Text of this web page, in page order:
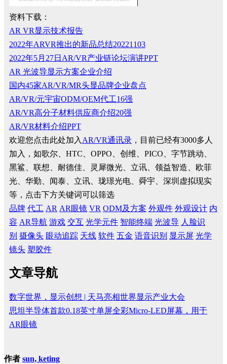
资料下载：
AR VR显示技术报告
2022年ARVR推出的新品总结20221103
2022年5月27日AR/VR产业链论坛演讲PPT
AR 光波导显示方案企业介绍
国内45家AR/VR/MR头显品牌企业盘点
AR/VR/元宇宙ODM/OEM代工16强
AR/VR高分子材料供应商介绍20强
AR/VR材料介绍PPT
欢迎您点击此处加入AR/VR通讯录 ，目前已经有3000多人
加入，如歌尔、HTC、OPPO、创维、PICO、字节跳动、
黑鲨、联想、耐德佳、灵犀微光、立讯、领益智造、欧菲
光、华勤、闻泰、立讯、珑璟光电、舜宇、深圳虚拟现实
等，点击下方关键词可以筛选
品牌 代工 AR AR眼镜 VR ODM及方案 外观件 外观设计 内
容 AR导航 游戏 交互 光学元件 智能终端 光波导 人脸识
别 摄像头 眼动追踪 天线 软件 五金 语音识别 显示屏 光学
镜头 塑胶件
文章导航
数字世界，显示创想 | 天马亮相世界显示产业大会
思坦半导体首款0.18英寸单屏全彩Micro-LED屏幕，用于
AR眼镜
作者 sun, keting